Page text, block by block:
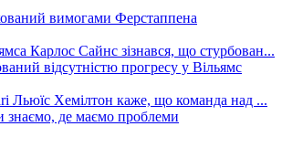
вимогами Ферстаппена
відсутністю прогресу у Вільямс
знаємо, де маємо проблеми